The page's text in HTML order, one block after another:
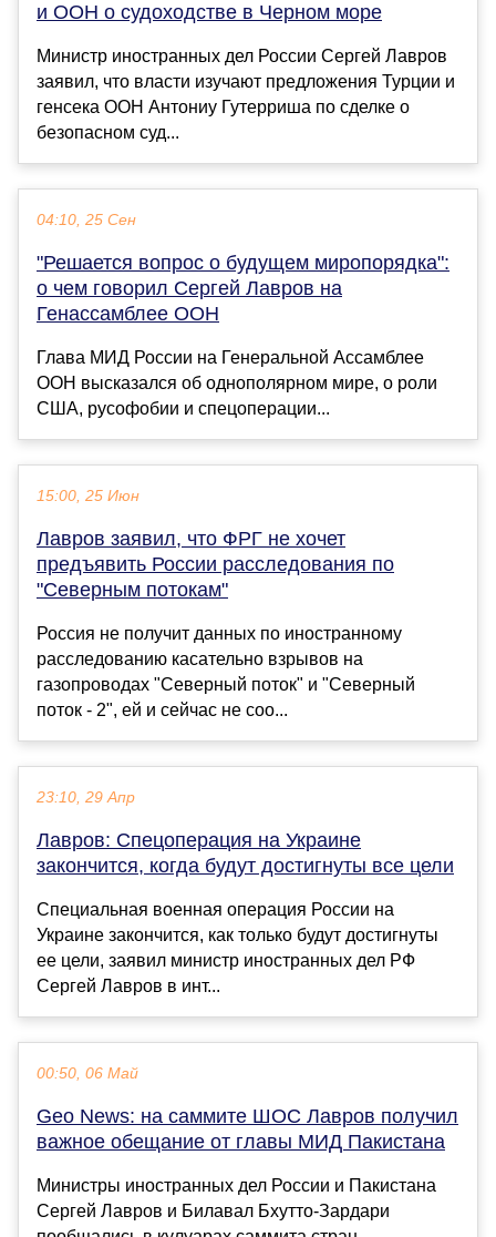
и ООН о судоходстве в Черном море
Министр иностранных дел России Сергей Лавров
заявил, что власти изучают предложения Турции и
генсека ООН Антониу Гутерриша по сделке о
безопасном суд...
04:10, 25 Сен
"Решается вопрос о будущем миропорядка":
о чем говорил Сергей Лавров на
Генассамблее ООН
Глава МИД России на Генеральной Ассамблее
ООН высказался об однополярном мире, о роли
США, русофобии и спецоперации...
15:00, 25 Июн
Лавров заявил, что ФРГ не хочет
предъявить России расследования по
"Северным потокам"
Россия не получит данных по иностранному
расследованию касательно взрывов на
газопроводах "Северный поток" и "Северный
поток - 2", ей и сейчас не соо...
23:10, 29 Апр
Лавров: Спецоперация на Украине
закончится, когда будут достигнуты все цели
Специальная военная операция России на
Украине закончится, как только будут достигнуты
ее цели, заявил министр иностранных дел РФ
Сергей Лавров в инт...
00:50, 06 Май
Geo News: на саммите ШОС Лавров получил
важное обещание от главы МИД Пакистана
Министры иностранных дел России и Пакистана
Сергей Лавров и Билавал Бхутто-Зардари